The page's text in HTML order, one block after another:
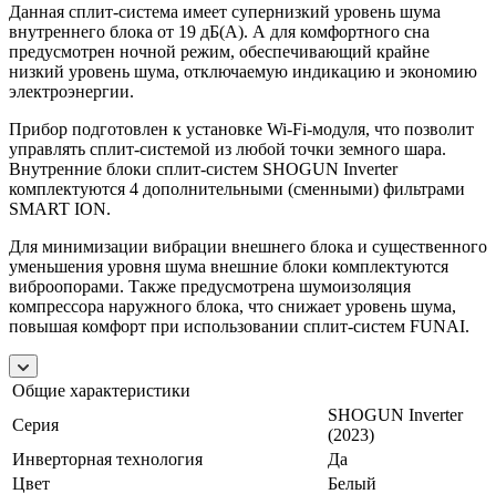
Данная сплит-система имеет супернизкий уровень шума
внутреннего блока от 19 дБ(А). А для комфортного сна
предусмотрен ночной режим, обеспечивающий крайне
низкий уровень шума, отключаемую индикацию и экономию
электроэнергии.
Прибор подготовлен к установке Wi-Fi-модуля, что позволит
управлять сплит-системой из любой точки земного шара.
Внутренние блоки сплит-систем SHOGUN Inverter
комплектуются 4 дополнительными (сменными) фильтрами
SMART ION.
Для минимизации вибрации внешнего блока и существенного
уменьшения уровня шума внешние блоки комплектуются
виброопорами. Также предусмотрена шумоизоляция
компрессора наружного блока, что снижает уровень шума,
повышая комфорт при использовании сплит-систем FUNAI.
Общие характеристики
Серия
SHOGUN Inverter
(2023)
Инверторная технология
Да
Цвет
Белый